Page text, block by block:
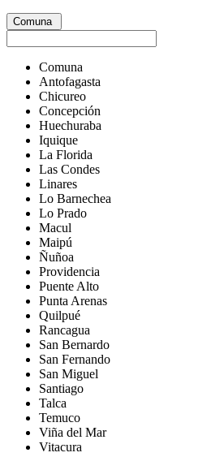
Comuna
Comuna
Antofagasta
Chicureo
Concepción
Huechuraba
Iquique
La Florida
Las Condes
Linares
Lo Barnechea
Lo Prado
Macul
Maipú
Ñuñoa
Providencia
Puente Alto
Punta Arenas
Quilpué
Rancagua
San Bernardo
San Fernando
San Miguel
Santiago
Talca
Temuco
Viña del Mar
Vitacura